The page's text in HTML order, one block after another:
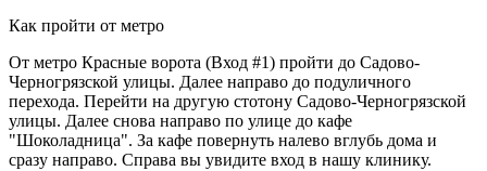
Как пройти от метро
От метро Красные ворота (Вход #1) пройти до Садово-
Черногрязской улицы. Далее направо до подуличного
перехода. Перейти на другую стотону Садово-Черногрязской
улицы. Далее снова направо по улице до кафе
"Шоколадница". За кафе повернуть налево вглубь дома и
сразу направо. Справа вы увидите вход в нашу клинику.